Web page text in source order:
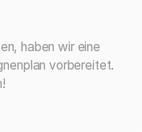
haben wir eine
vorbereitet.